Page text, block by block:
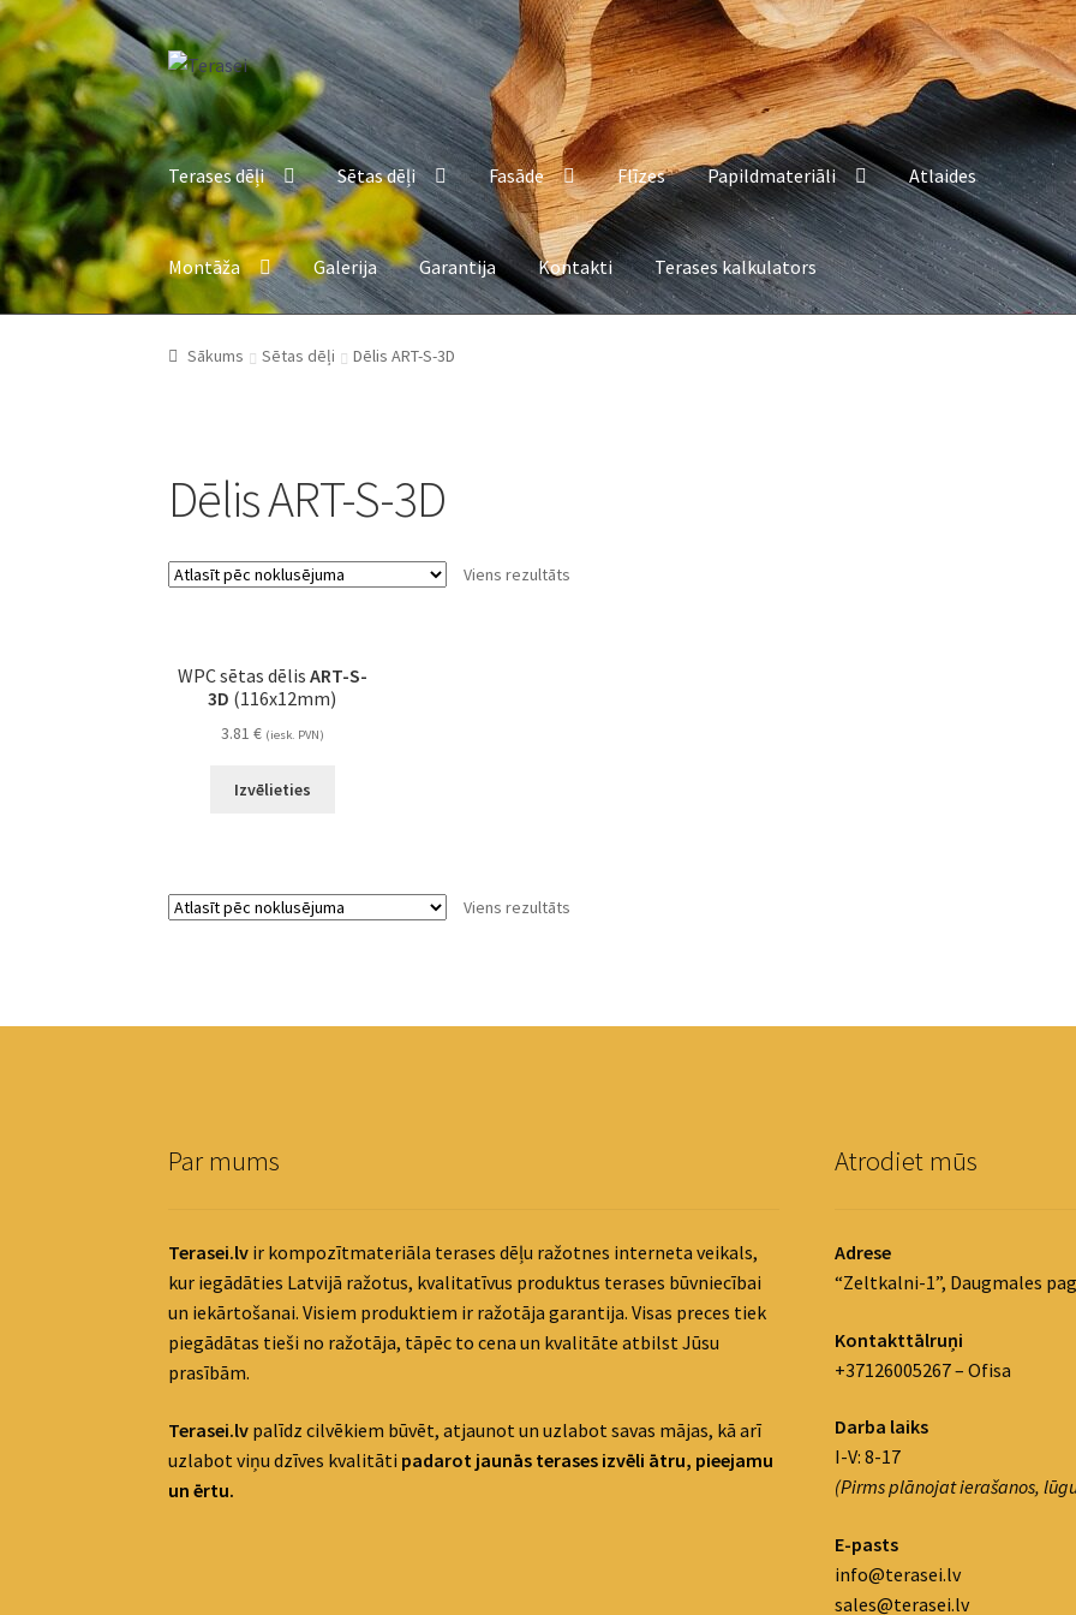
Skip
to
navigation
Skip
to
content
Terases dēļi Sētas dēļi Fasāde Flīzes Papildmateriāli Atlaides
Montāža Galerija Garantija Kontakti Terases kalkulators
Sākums Sētas dēļi Dēlis ART-S-3D
Dēlis ART-S-3D
Viens rezultāts
WPC sētas dēlis ART-S-
3D (116x12mm)
3.81 € (iesk. PVN)
Izvēlieties
Viens rezultāts
Par mums
Terasei.lv ir kompozītmateriāla terases dēļu ražotnes interneta veikals,
kur iegādāties Latvijā ražotus, kvalitatīvus produktus terases būvniecībai
un iekārtošanai. Visiem produktiem ir ražotāja garantija. Visas preces tiek
piegādātas tieši no ražotāja, tāpēc to cena un kvalitāte atbilst Jūsu
prasībām.
Terasei.lv palīdz cilvēkiem būvēt, atjaunot un uzlabot savas mājas, kā arī
uzlabot viņu dzīves kvalitāti padarot jaunās terases izvēli ātru, pieejamu
un ērtu.
Atrodiet mūs
Adrese
“Zeltkalni-1”, Daugmales
Kontakttālruņi
+37126005267 – Ofisa
Darba laiks
I-V: 8-17
(Pirms plānojat ierašanos,
E-pasts
info@terasei.lv
sales@terasei.lv